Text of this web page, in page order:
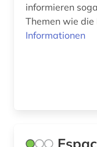
informieren
Themen wie
Informationen